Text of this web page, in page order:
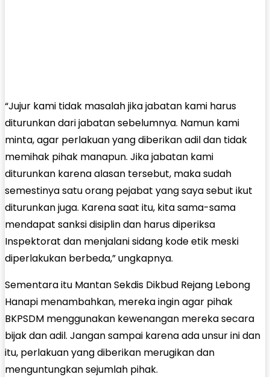
“Jujur kami tidak masalah jika jabatan kami harus
diturunkan dari jabatan sebelumnya. Namun kami
minta, agar perlakuan yang diberikan adil dan tidak
memihak pihak manapun. Jika jabatan kami
diturunkan karena alasan tersebut, maka sudah
semestinya satu orang pejabat yang saya sebut ikut
diturunkan juga. Karena saat itu, kita sama-sama
mendapat sanksi disiplin dan harus diperiksa
Inspektorat dan menjalani sidang kode etik meski
diperlakukan berbeda,” ungkapnya.
Sementara itu Mantan Sekdis Dikbud Rejang Lebong
Hanapi menambahkan, mereka ingin agar pihak
BKPSDM menggunakan kewenangan mereka secara
bijak dan adil. Jangan sampai karena ada unsur ini dan
itu, perlakuan yang diberikan merugikan dan
menguntungkan sejumlah pihak.